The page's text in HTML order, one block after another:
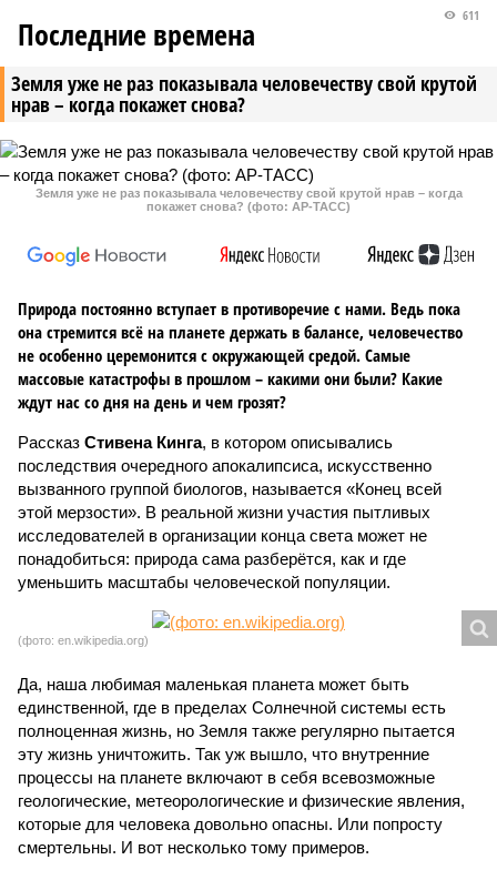
Земля уже не раз показывала человечеству свой крутой
нрав – когда покажет снова?
611
Последние времена
Земля уже не раз показывала человечеству свой крутой нрав – когда
покажет снова? (фото: АР-ТАСС)
Природа постоянно вступает в противоречие с нами. Ведь пока
она стремится всё на планете держать в балансе, человечество
не особенно церемонится с окружающей средой. Самые
массовые катастрофы в прошлом – какими они были? Какие
ждут нас со дня на день и чем грозят?
Рассказ Стивена Кинга, в котором описывались
последствия очередного апокалипсиса, искусственно
вызванного группой биологов, называется «Конец всей
этой мерзости». В реальной жизни участия пытливых
исследователей в организации конца света может не
понадобиться: природа сама разберётся, как и где
уменьшить масштабы человеческой популяции.
(фото: en.wikipedia.org)
Да, наша любимая маленькая планета может быть
единственной, где в пределах Солнечной системы есть
полноценная жизнь, но Земля также регулярно пытается
эту жизнь уничтожить. Так уж вышло, что внутренние
процессы на планете включают в себя всевозможные
геологические, метеорологические и физические явления,
которые для человека довольно опасны. Или попросту
смертельны. И вот несколько тому примеров.